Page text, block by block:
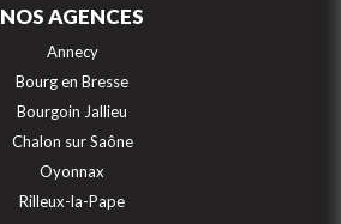
NOS AGENCES
Annecy
Bourg en Bresse
Bourgoin Jallieu
Chalon sur Saône
Oyonnax
Rilleux-la-Pape